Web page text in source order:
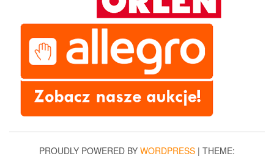
PROUDLY POWERED BY WORDPRESS | THEME: